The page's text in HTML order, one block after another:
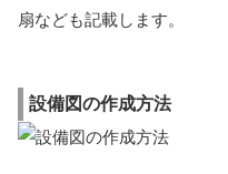
扇なども記載します。
設備図の作成方法